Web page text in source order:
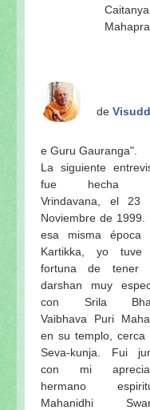
Caitanya
de
e Guru Gauranga".
La siguiente
fue hecha
Vrindavana, el 23
Noviembre de 1999.
esa misma época
Kartikka, yo tuve
fortuna de tener
darshan muy
con Srila
Vaibhava Puri
en su templo, cerca
Seva-kunja. Fui
con mi
hermano
Mahanidhi
asociación en
oportunidades, tanto
Mayapur como
Vrindavana,
siempre asistia
Krishna-
Mandir cada ano,
día de la
de nuestro
Maharaj,
Bhaktivedanta
Prabhupada,
Noviembre,
teníamos allí
celebración, en la